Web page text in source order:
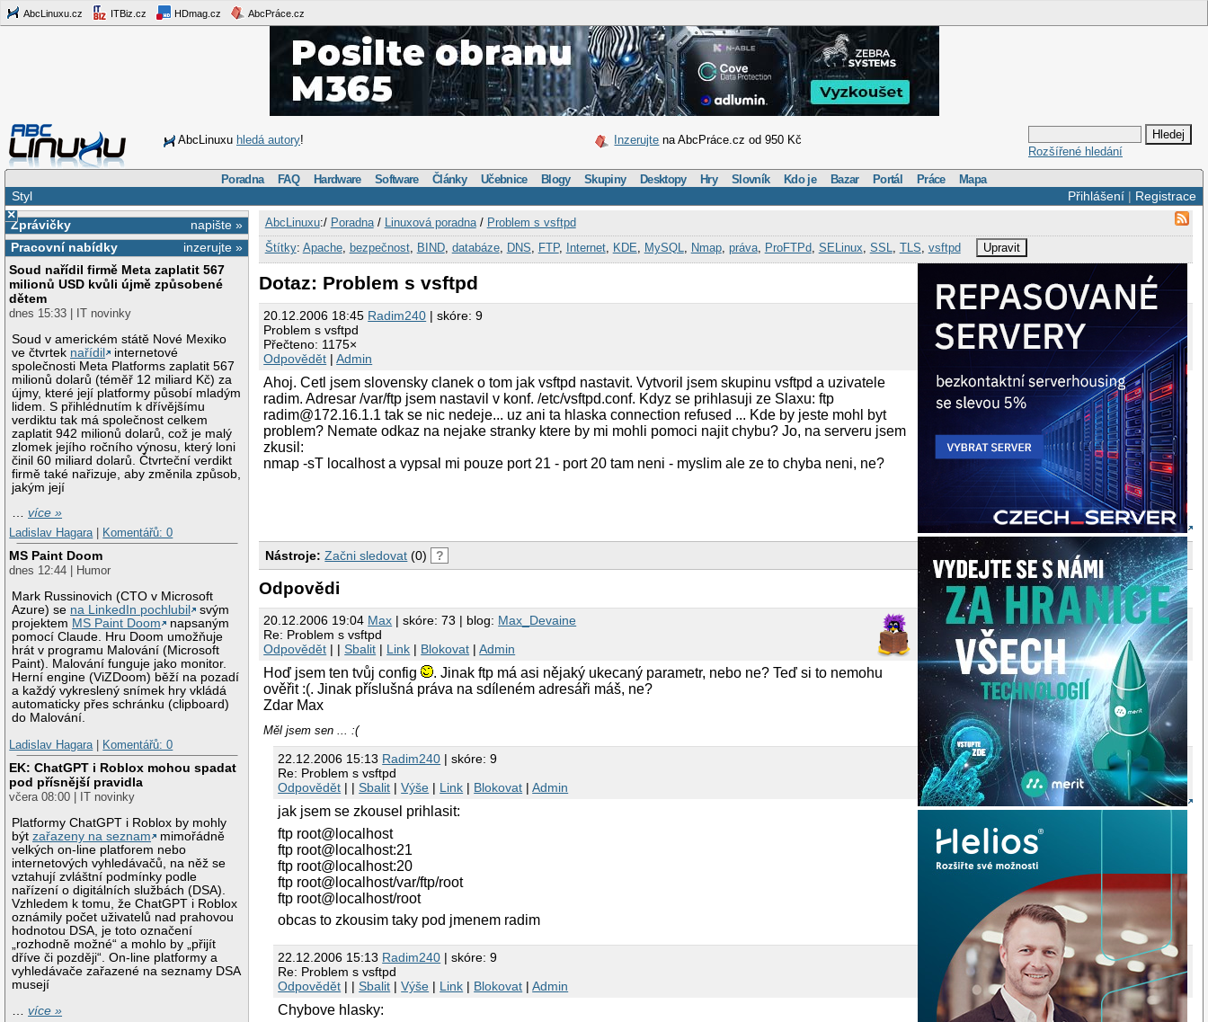
AbcLinuxu.cz ITBiz.cz HDmag.cz AbcPráce.cz
AbcLinuxu hledá autory! Inzerujte na AbcPráce.cz od 950 Kč
Rozšířené hledání
Poradna FAQ Hardware Software Články Učebnice Blogy Skupiny Desktopy Hry Slovník Kdo je Bazar Portál Práce Mapa
Přihlášení| Registrace
Styl
×
napište »
Zprávičky
inzerujte »
Pracovní nabídky
Soud nařídil firmě Meta zaplatit 567
milionů USD kvůli újmě způsobené
dětem
dnes 15:33 | IT novinky
Soud v americkém státě Nové Mexiko
ve čtvrtek nařídil
internetové
společnosti Meta Platforms zaplatit 567
milionů dolarů (téměř 12 miliard Kč) za
újmy, které její platformy působí mladým
lidem. S přihlédnutím k dřívějšímu
verdiktu tak má společnost celkem
zaplatit 942 milionů dolarů, což je malý
zlomek jejího ročního výnosu, který loni
činil 60 miliard dolarů. Čtvrteční verdikt
firmě také nařizuje, aby změnila způsob,
jakým její
…více »
Ladislav Hagara
Komentářů: 0
MS Paint Doom
dnes 12:44 | Humor
Mark Russinovich (CTO v Microsoft
Azure) se na LinkedIn pochlubil
svým
projektem MS Paint Doom
napsaným
pomocí Claude. Hru Doom umožňuje
hrát v programu Malování (Microsoft
Paint). Malování funguje jako monitor.
Herní engine (ViZDoom) běží na pozadí
a každý vykreslený snímek hry vkládá
automaticky přes schránku (clipboard)
do Malování.
Ladislav Hagara
Komentářů: 0
EK: ChatGPT i Roblox mohou spadat
pod přísnější pravidla
včera 08:00 | IT novinky
Platformy ChatGPT i Roblox by mohly
býtzařazeny na seznam
mimořádně
velkých on-line platforem nebo
internetových vyhledávačů, na něž se
vztahují zvláštní podmínky podle
nařízení o digitálních službách (DSA).
Vzhledem k tomu, že ChatGPT i Roblox
oznámily počet uživatelů nad prahovou
hodnotou DSA, je toto označení
„rozhodně možné“ a mohlo by „přijít
dříve či později“. On-line platformy a
vyhledávače zařazené na seznamy DSA
musejí
…více »
AbcLinuxu:/ Poradna/ Linuxová poradna/ Problem s vsftpd
Štítky: Apache, bezpečnost, BIND, databáze, DNS FTP, Internet, KDE MySQL Nmap, práva, ProFTPd, SELinux SSL TLS vsftpd Upravit
Dotaz: Problem s vsftpd
20.12.2006 18:45 Radim240 | skóre: 9
Problem s vsftpd
Přečteno: 1175×
Odpovědět |Admin
Ahoj. Cetl jsem slovensky clanek o tom jak vsftpd nastavit. Vytvoril jsem skupinu vsftpd a uzivatele
radim. Adresar /var/ftp jsem nastavil v konf. /etc/vsftpd.conf. Kdyz se prihlasuji ze Slaxu: ftp
radim@172.16.1.1 tak se nic nedeje... uz ani ta hlaska connection refused ... Kde by jeste mohl byt
problem? Nemate odkaz na nejake stranky ktere by mi mohli pomoci najit chybu? Jo, na serveru jsem
zkusil:
nmap -sT localhost a vypsal mi pouze port 21 - port 20 tam neni - myslim ale ze to chyba neni, ne?
Nástroje: Začni sledovat (0) ?
Odpovědi
20.12.2006 19:04 Max | skóre: 73 | blog: Max_Devaine
Re: Problem s vsftpd
Odpovědět | |Sbalit | Link | Blokovat |Admin
Hoď jsem ten tvůj config
. Jinak ftp má asi nějaký ukecaný parametr, nebo ne? Teď si to nemohu
ověřit :(. Jinak příslušná práva na sdíleném adresáři máš, ne?
Zdar Max
Měl jsem sen ... :(
22.12.2006 15:13 Radim240 | skóre: 9
Re: Problem s vsftpd
Odpovědět | |Sbalit |Výše | Link | Blokovat |Admin
jak jsem se zkousel prihlasit:
ftp root@localhost
ftp root@localhost:21
ftp root@localhost:20
ftp root@localhost/var/ftp/root
ftp root@localhost/root
obcas to zkousim taky pod jmenem radim
22.12.2006 15:13 Radim240 | skóre: 9
Re: Problem s vsftpd
Odpovědět | |Sbalit |Výše | Link | Blokovat |Admin
Chybove hlasky: